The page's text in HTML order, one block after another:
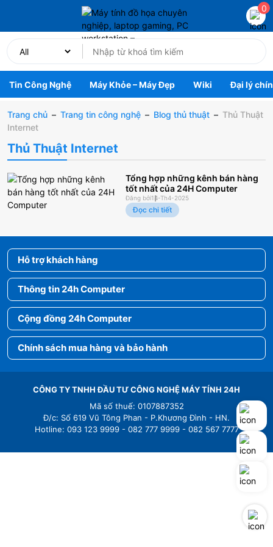
0
Tin Công Nghệ Máy Khỏe – Máy Đẹp Wiki Đại lý
Trang chủ – Trang tin công nghệ – Blog thủ thuật – Thủ Thuật
Internet
Thủ Thuật Internet
Đăng bởi14-Th4-2025
Tổng hợp những kênh bán hàng
tốt nhất của 24H Computer
Đọc chi tiết
Hỗ trợ khách hàng
Thông tin 24h Computer
Cộng đồng 24h Computer
Chính sách mua hàng và bảo hành
CÔNG TY TNHH ĐẦU TƯ CÔNG NGHỆ MÁY TÍNH 24H
Mã số thuế: 0107887352
Đ/c: Số 619 Vũ Tông Phan - P.Khương Đình - HN.
Hotline: 093 123 9999 - 082 777 9999 - 082 567 7777